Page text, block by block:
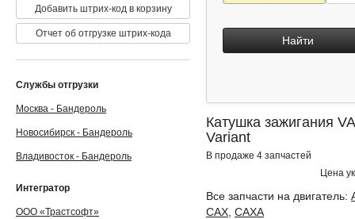
Найти
Катушка зажигания
Variant
В продаже 4 запчастей
Цена
Все запчасти на двигатель:
CAX CAXA
Добавить штрих-код в корзину
Отчет об отгрузке штрих-кода
Службы отгрузки
Москва - Бандероль
Новосибирск - Бандероль
Владивосток - Бандероль
Интегратор
ООО «Трастсофт»